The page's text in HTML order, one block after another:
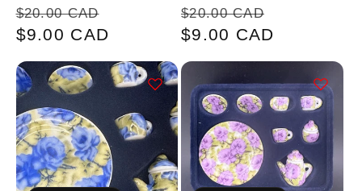
Prix
habituel
$20.00 CAD
promotionnel
$9.00 CAD
Prix
habituel
$20.00 CAD
$9.00 CAD